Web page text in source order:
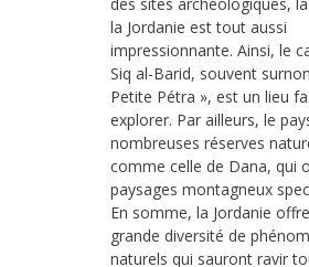
des sites archéologiques,
la Jordanie est tout aussi
impressionnante. Ainsi, le
Siq al-Barid, souvent
Petite Pétra », est un lieu
explorer. Par ailleurs, le
nombreuses réserves
comme celle de Dana, qui
paysages montagneux
En somme, la Jordanie
grande diversité de
naturels qui sauront ravir